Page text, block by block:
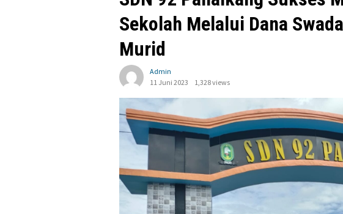
Sekolah Melalui Dana
Murid
Admin
11 Juni 2023
1,328 views